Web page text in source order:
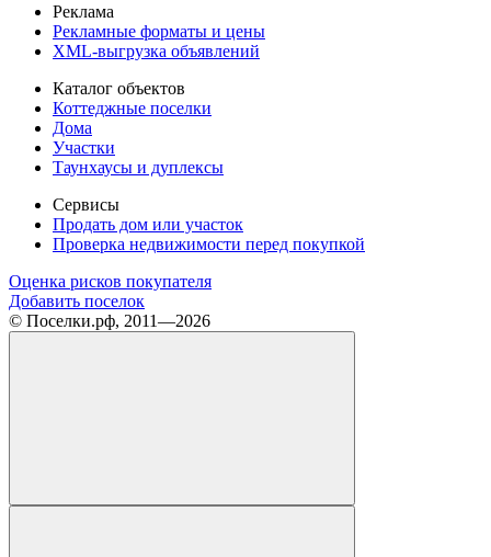
Реклама
Рекламные форматы и цены
XML-выгрузка объявлений
Каталог объектов
Коттеджные поселки
Дома
Участки
Таунхаусы и дуплексы
Сервисы
Продать дом или участок
Проверка недвижимости перед покупкой
Оценка рисков покупателя
Добавить поселок
© Поселки.рф, 2011—2026